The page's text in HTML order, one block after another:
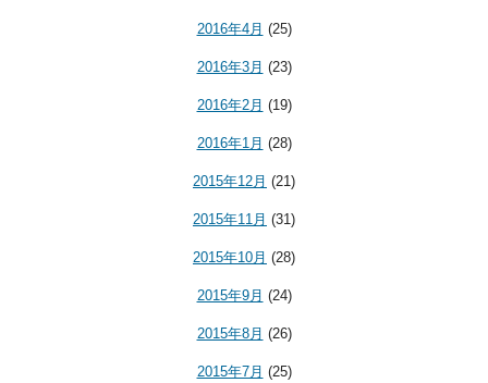
2016年4月 (25)
2016年3月 (23)
2016年2月 (19)
2016年1月 (28)
2015年12月 (21)
2015年11月 (31)
2015年10月 (28)
2015年9月 (24)
2015年8月 (26)
2015年7月 (25)